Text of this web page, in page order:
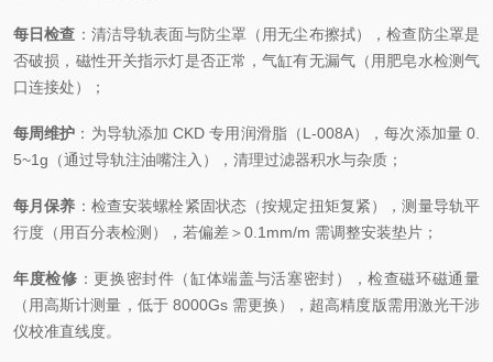
每日检查 ：清洁导轨表面与防尘罩（用无尘布擦拭），检查防尘罩是
否破损，磁性开关指示灯是否正常，气缸有无漏气（用肥皂水检测气
口连接处）；
每周维护 ：为导轨添加 CKD 专用润滑脂（L-008A），每次添加量 0.
5~1g（通过导轨注油嘴注入），清理过滤器积水与杂质；
每月保养 ：检查安装螺栓紧固状态（按规定扭矩复紧），测量导轨平
行度（用百分表检测），若偏差＞0.1mm/m 需调整安装垫片；
年度检修 ：更换密封件（缸体端盖与活塞密封），检查磁环磁通量
（用高斯计测量，低于 8000Gs 需更换），超高精度版需用激光干涉
仪校准直线度。